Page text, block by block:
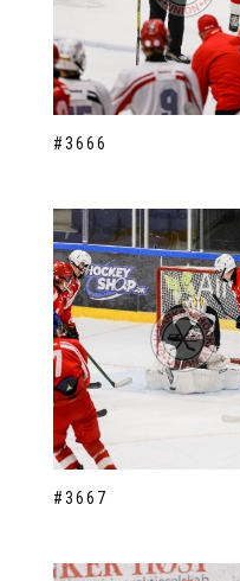
#3666
#3667